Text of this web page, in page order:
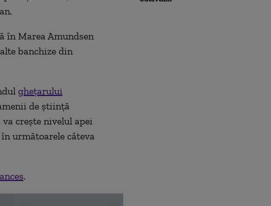
în Marea Amundsen
banchize din
ghețarului
de știință
crește nivelul apei
următoarele câteva
.